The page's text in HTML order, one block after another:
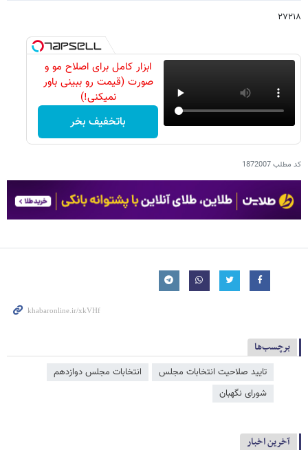
۲۷۲۱۸
ابزار کامل برای اصلاح مو و
صورت (قیمت رو ببینی باور
نمیکنی!)
باتخفیف بخر
کد مطلب1872007
برچسب‌ها
تایید صلاحیت انتخابات مجلس
انتخابات مجلس دوازدهم
شورای نگهبان
آخرین اخبار